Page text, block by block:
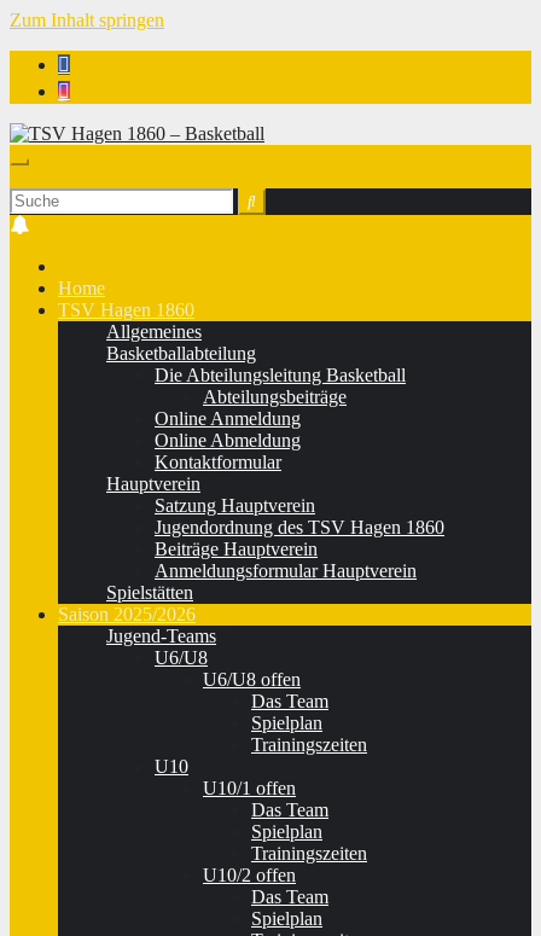
Zum Inhalt springen
Home
TSV Hagen 1860
Allgemeines
Basketballabteilung
Die Abteilungsleitung Basketball
Abteilungsbeiträge
Online Anmeldung
Online Abmeldung
Kontaktformular
Hauptverein
Satzung Hauptverein
Jugendordnung des TSV Hagen 1860
Beiträge Hauptverein
Anmeldungsformular Hauptverein
Spielstätten
Saison 2025/2026
Jugend-Teams
U6/U8
U6/U8 offen
Das Team
Spielplan
Trainingszeiten
U10
U10/1 offen
Das Team
Spielplan
Trainingszeiten
U10/2 offen
Das Team
Spielplan